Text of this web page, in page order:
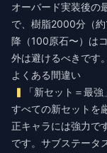
オーバード実装後の
で、樹脂2000分（
降（100原石〜）は
外は避けるべきです。
よくある間違い
「新セット＝最
すべての新セットを
正キャラには強力で
です。サブステータ